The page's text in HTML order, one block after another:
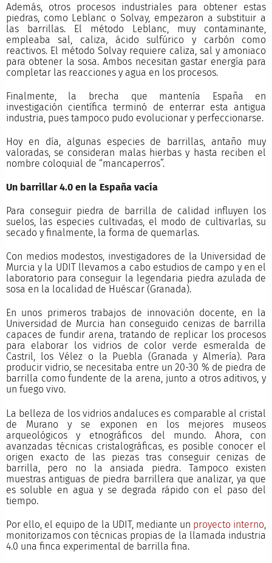
Además, otros procesos industriales para obtener estas
piedras, como Leblanc o Solvay, empezaron a substituir a
las barrillas. El método Leblanc, muy contaminante,
empleaba sal, caliza, ácido sulfúrico y carbón como
reactivos. El método Solvay requiere caliza, sal y amoniaco
para obtener la sosa. Ambos necesitan gastar energía para
completar las reacciones y agua en los procesos.
Finalmente, la brecha que mantenía España en
investigación científica terminó de enterrar esta antigua
industria, pues tampoco pudo evolucionar y perfeccionarse.
Hoy en día, algunas especies de barrillas, antaño muy
valoradas, se consideran malas hierbas y hasta reciben el
nombre coloquial de “mancaperros”.
Un barrillar 4.0 en la España vacía
Para conseguir piedra de barrilla de calidad influyen los
suelos, las especies cultivadas, el modo de cultivarlas, su
secado y finalmente, la forma de quemarlas.
Con medios modestos, investigadores de la Universidad de
Murcia y la UDIT llevamos a cabo estudios de campo y en el
laboratorio para conseguir la legendaria piedra azulada de
sosa en la localidad de Huéscar (Granada).
En unos primeros trabajos de innovación docente, en la
Universidad de Murcia han conseguido cenizas de barrilla
capaces de fundir arena, tratando de replicar los procesos
para elaborar los vidrios de color verde esmeralda de
Castril, los Vélez o la Puebla (Granada y Almería). Para
producir vidrio, se necesitaba entre un 20-30 % de piedra de
barrilla como fundente de la arena, junto a otros aditivos, y
un fuego vivo.
La belleza de los vidrios andaluces es comparable al cristal
de Murano y se exponen en los mejores museos
arqueológicos y etnográficos del mundo. Ahora, con
avanzadas técnicas cristalográficas, es posible conocer el
origen exacto de las piezas tras conseguir cenizas de
barrilla, pero no la ansiada piedra. Tampoco existen
muestras antiguas de piedra barrillera que analizar, ya que
es soluble en agua y se degrada rápido con el paso del
tiempo.
Por ello, el equipo de la UDIT, mediante un proyecto interno
monitorizamos con técnicas propias de la llamada industria
4.0 una finca experimental de barrilla fina.